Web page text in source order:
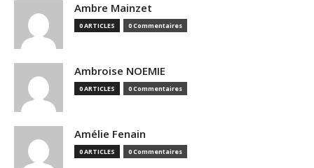
Ambre Mainzet
0 ARTICLES 0 Commentaires
Ambroise NOEMIE
0 ARTICLES 0 Commentaires
Amélie Fenain
0 ARTICLES 0 Commentaires